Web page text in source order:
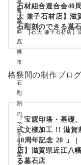
石材組合連合会40
大 兼子石材店】滋
石彫刻のできる墓
格狭間の制作ブロ
「宝篋印塔・基礎
式文様加工 !! 滋賀
40周年記念 20 」 |
店】滋賀県近江八
る墓石店
【石大 兼子石材店